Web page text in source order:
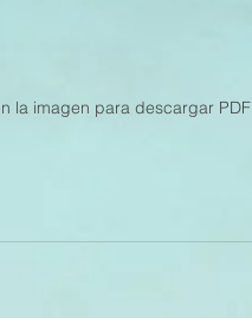
la imagen para descargar PDF